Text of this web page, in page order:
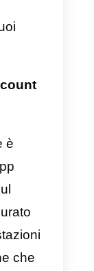
nome della
passaggio
ti